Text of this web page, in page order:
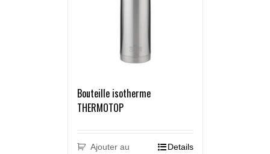
Bouteille isotherme
THERMOTOP
Ajouter au
Details